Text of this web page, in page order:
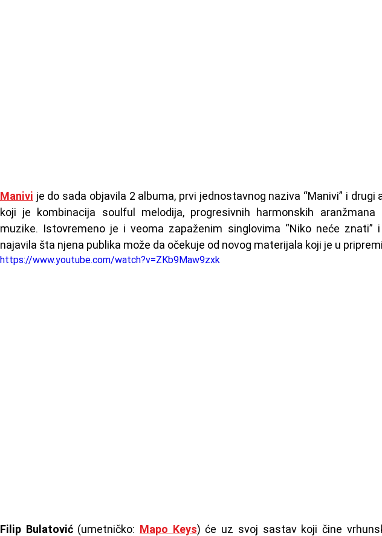
Manivi je do sada objavila 2 albuma, prvi jednostavnog naziva “Manivi” i drugi
koji je kombinacija soulful melodija, progresivnih harmonskih aranžmana
muzike. Istovremeno je i veoma zapaženim singlovima “Niko neće znati” i
najavila šta njena publika može da očekuje od novog materijala koji je u
https://www.youtube.com/watch?v=ZKb9Maw9zxk
Filip Bulatović (umetničko: Mapo Keys) će uz svoj sastav koji čine